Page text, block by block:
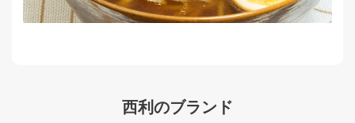
西利のブランド